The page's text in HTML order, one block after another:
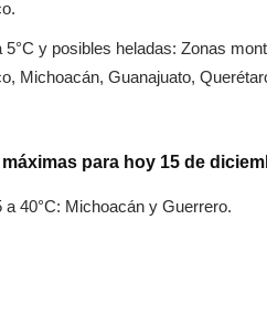
y posibles heladas: Zonas
Michoacán, Guanajuato,
para hoy 15 de
40°C: Michoacán y Guerrero.